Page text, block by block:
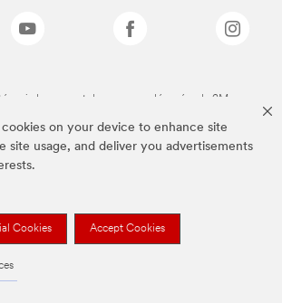
cookies on your device to enhance site
site usage, and deliver you advertisements
Cookies Accept Cookies
ci-dessus sont des marques déposées de 3M.